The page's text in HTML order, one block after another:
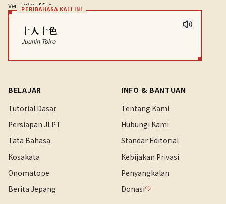
Versi:0b6affa9.
PERIBAHASA KALI INI
十人十色
Juunin Toiro
BELAJAR
Tutorial Dasar
Persiapan JLPT
Tata Bahasa
Kosakata
Onomatope
Berita Jepang
INFO & BANTUAN
Tentang Kami
Hubungi Kami
Standar Editorial
Kebijakan Privasi
Penyangkalan
Donasi